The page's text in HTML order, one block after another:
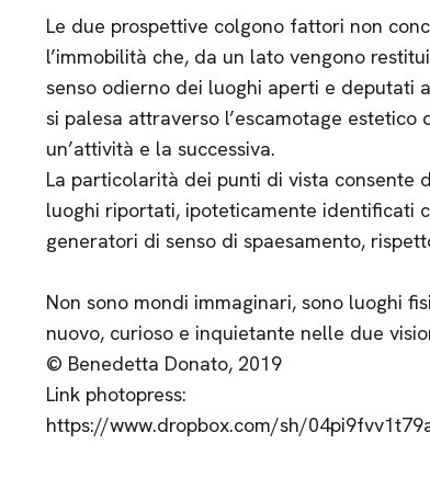
Le due prospettive colgono fattori non
l’immobilità che, da un lato vengono
senso odierno dei luoghi aperti e deputati
si palesa attraverso l’escamotage
un’attività e la successiva.
La particolarità dei punti di vista
luoghi riportati, ipoteticamente identificati
generatori di senso di spaesamento,
Non sono mondi immaginari, sono luoghi
nuovo, curioso e inquietante nelle due
© Benedetta Donato, 2019
Link photopress:
https://www.dropbox.com/sh/